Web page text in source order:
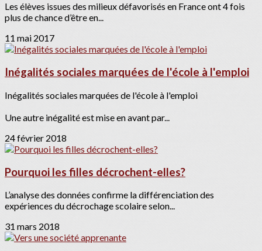
Les élèves issues des milieux défavorisés en France ont 4 fois
plus de chance d’être en...
11 mai 2017
Inégalités sociales marquées de l'école à l'emploi
Inégalités sociales marquées de l'école à l'emploi
Une autre inégalité est mise en avant par...
24 février 2018
Pourquoi les filles décrochent-elles?
L’analyse des données confirme la différenciation des
expériences du décrochage scolaire selon...
31 mars 2018